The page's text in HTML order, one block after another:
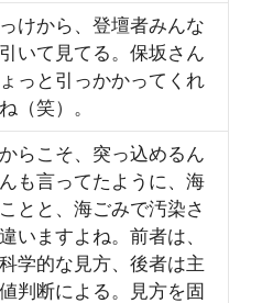
けから、登壇者みんな
いて見てる。保坂さん
っと引っかかってくれ
（笑）。
らこそ、突っ込めるん
も言ってたように、海
とと、海ごみで汚染さ
いますよね。前者は、
学的な見方、後者は主
判断による。見方を固